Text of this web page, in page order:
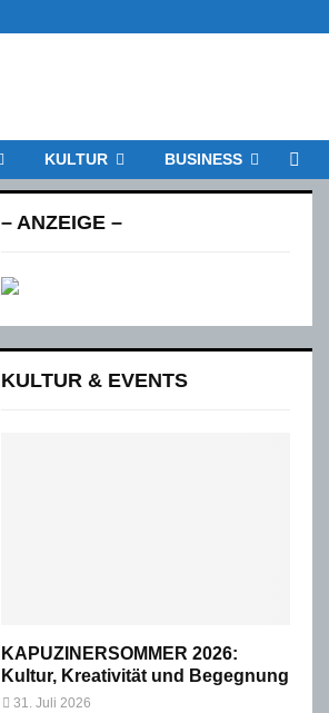
KULTUR BUSINESS
– ANZEIGE –
KULTUR & EVENTS
KAPUZINERSOMMER 2026:
Kultur, Kreativität und Begegnung
31. Juli 2026